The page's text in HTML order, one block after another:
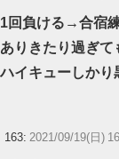
1回負ける→合宿
ありきたり過ぎて
ハイキューしかり
163: 2021/09/19(日)